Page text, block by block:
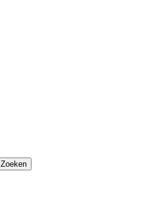
Zoeken